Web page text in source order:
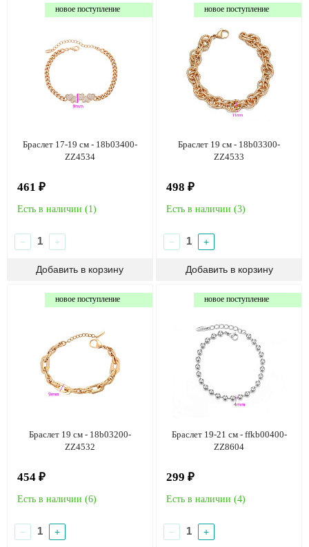
новое поступление
Браслет 17-19 см - 18b03400-
ZZ4534
461 ₽
Есть в наличии (1 )
− +
новое поступление
Браслет 19 см - 18b03300-
ZZ4533
498 ₽
Есть в наличии (3)
− +
новое поступление
Браслет 19 см - 18b03200-
ZZ4532
454 ₽
Есть в наличии (6)
− +
новое поступление
Браслет 19-21 см - ffkb00400-
ZZ8604
299 ₽
Есть в наличии (4)
− +